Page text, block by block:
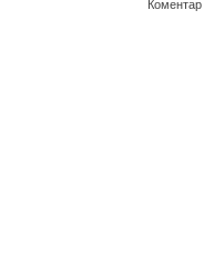
Коментар